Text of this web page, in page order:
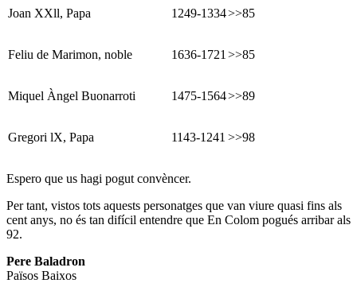
Joan XXll, Papa 1249-1334>>85
Feliu de Marimon, noble 1636-1721 >>85
Miquel Àngel Buonarroti 1475-1564>>89
Gregori lX, Papa 1143-1241 >>98
Espero que us hagi pogut convèncer.
Per tant, vistos tots aquests personatges que van viure quasi fins als
cent anys, no és tan difícil entendre que En Colom pogués arribar als
92.
Pere Baladron
Països Baixos